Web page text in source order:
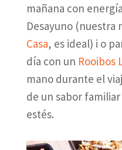
mañana con
Desayuno (nuestra
Casa, es ideal) i o
día con un Rooibos
mano durante el
de un sabor
estés.